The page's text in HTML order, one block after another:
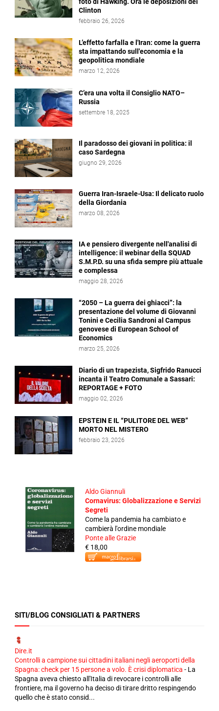
Clinton
febbraio 26, 2026
L’effetto farfalla e l'Iran: come la guerra
sta impattando sull'economia e la
geopolitica mondiale
marzo 12, 2026
C’era una volta il Consiglio NATO–
Russia
settembre 18, 2025
Il paradosso dei giovani in politica: il
caso Sardegna
giugno 29, 2026
Guerra Iran-Israele-Usa: Il delicato ruolo
della Giordania
marzo 08, 2026
IA e pensiero divergente nell'analisi di
intelligence: il webinar della SQUAD
S.M.P.D. su una sfida sempre più attuale
e complessa
maggio 28, 2026
“2050 – La guerra dei ghiacci”: la
presentazione del volume di Giovanni
Tonini e Cecilia Sandroni al Campus
genovese di European School of
Economics
marzo 25, 2026
Diario di un trapezista, Sigfrido Ranucci
incanta il Teatro Comunale a Sassari:
REPORTAGE + FOTO
maggio 02, 2026
EPSTEIN E IL “PULITORE DEL WEB”
MORTO NEL MISTERO
febbraio 23, 2026
Aldo Giannuli
Cornavirus: Globalizzazione e Servizi
Segreti
Come la pandemia ha cambiato e
cambierà l'ordine mondiale
Ponte alle Grazie
€ 18,00
SITI/BLOG CONSIGLIATI & PARTNERS
Dire.it
Controlli a campione sui cittadini italiani negli aeroporti della
Spagna: check per 15 persone a volo. È crisi diplomatica - La
Spagna aveva chiesto all'Italia di revocare i controlli alle
frontiere, ma il governo ha deciso di tirare dritto respingendo
quello che è stato consid...